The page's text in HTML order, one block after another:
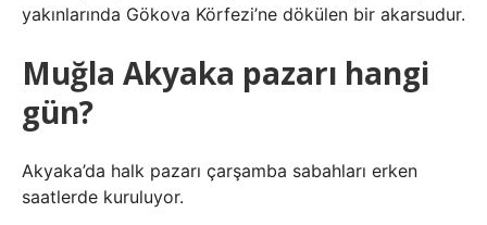
yakınlarında Gökova Körfezi’ne dökülen bir akarsudur.
Muğla Akyaka pazarı hangi
gün?
Akyaka’da halk pazarı çarşamba sabahları erken
saatlerde kuruluyor.